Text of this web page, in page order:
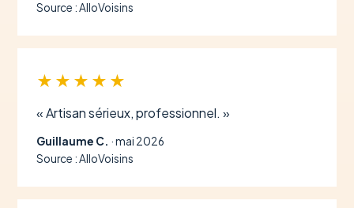
Source : AlloVoisins
★★★★★
« Artisan sérieux, professionnel. »
Guillaume C. · mai 2026
Source : AlloVoisins